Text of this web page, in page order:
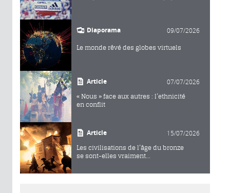
Diaporama 09/07/2026
Le monde rêvé des globes virtuels
Article 07/07/2026
« Nous » face aux autres : l’ethnicité
en conflit
Article 15/07/2026
Les civilisations de l’âge du bronze
se sont-elles vraiment...